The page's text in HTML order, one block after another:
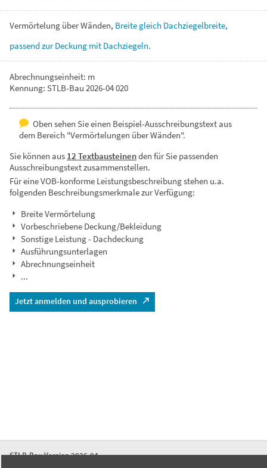
Vermörtelung überWänden, Breite gleich Dachziegelbreite,
passendzurDeckung mit Dachziegeln.
Abrechnungseinheit: m
Kennung: STLB-Bau 2026-04 020
Oben sehen Sie einen Beispiel-Ausschreibungstext aus
dem Bereich "Vermörtelungen über Wänden".
Sie können aus 12 Textbausteinenden für Sie passenden
Ausschreibungstext zusammenstellen.
Für eine VOB-konforme Leistungsbeschreibung stehen u.a.
folgenden Beschreibungsmerkmale zur Verfügung:
Breite Vermörtelung
Vorbeschriebene Deckung/Bekleidung
Sonstige Leistung - Dachdeckung
Ausführungsunterlagen
Abrechnungseinheit
...
Jetzt anmelden und ausprobieren
STLB-Bau Version 2026-04